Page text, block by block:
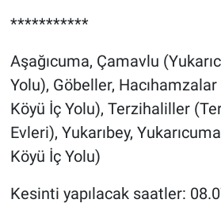
***********
Aşağıcuma, Çamavlu
Yolu), Göbeller,
Köyü İç Yolu), Terzihaliller
Evleri), Yukarıbey,
Köyü İç Yolu)
Kesinti yapılacak saatler: